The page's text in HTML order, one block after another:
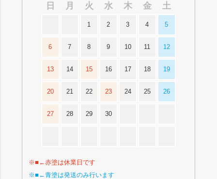
日
月 火 水 木 金 土
1 2 3 4 5
6 7 8 9 10 11 12
13 14 15 16 17 18 19
20 21 22 23 24 25 26
27 28 29 30
※■←赤塗は休業日です
※■←青塗は発送のみ行います